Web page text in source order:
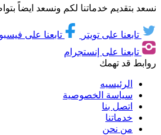
نسعد بتقديم خدماتنا لكم ونسعد ايضاً
تابعنا على تويتر تابعنا على
تابعنا على إنستجرام
روابط قد تهمك
الرئيسيه
سياسة الخصوصية
اتصل بنا
خدماتنا
من نحن